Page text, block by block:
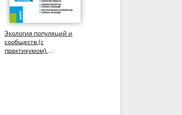
Экология популяций и
сообществ (с
практикумом).